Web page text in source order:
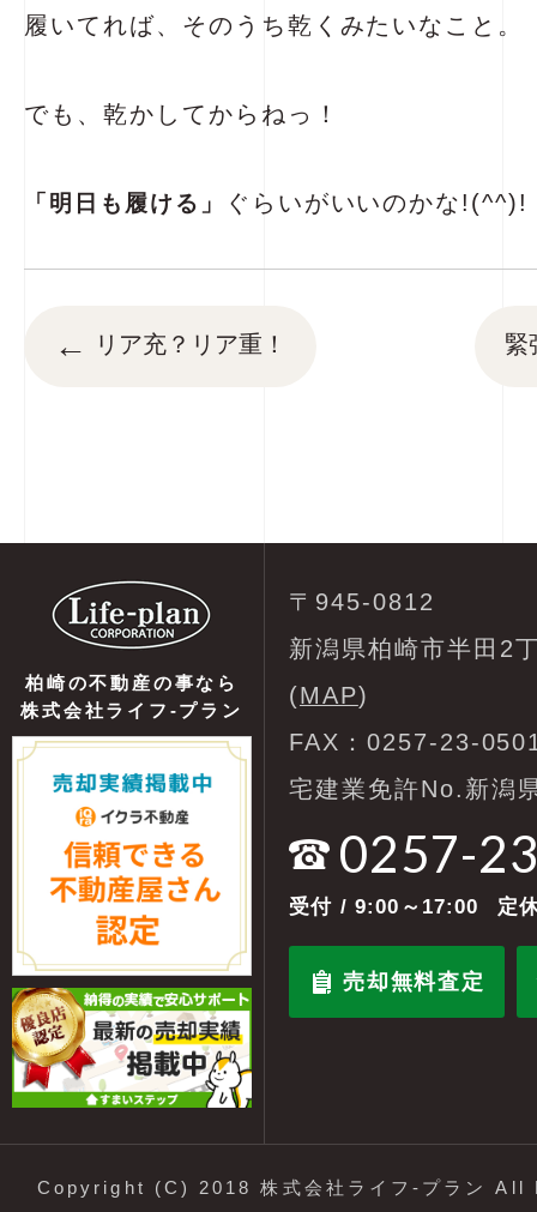
履いてれば、そのうち乾くみたいなこと。
でも、乾かしてからねっ！
「明日も履ける」 ぐらいがいいのかな
← リア充？リア重！ 緊
柏崎の不動産の事なら
株式会社ライフ-プラン
〒945-0812
新潟県柏崎市半田2
(MAP)
FAX：0257-23-
宅建業免許No.新潟
0257-
受付 / 9:00～17:00 定
売却無料査定
Copyright (C) 2018 株式会社ライフ-プラン